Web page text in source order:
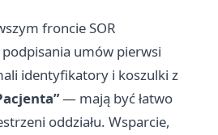
froncie SOR
umów pierwsi
identyfikatory i koszulki z
— mają być łatwo
oddziału. Wsparcie,